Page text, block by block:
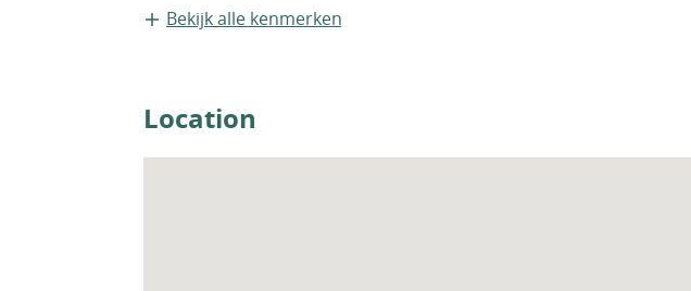
1 Bekijk alle kenmerken
Location